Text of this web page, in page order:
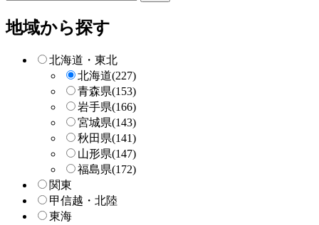
ー
検
地域から探す
北海道・東北
北海道(227)
青森県(153)
岩手県(166)
宮城県(143)
秋田県(141)
山形県(147)
福島県(172)
関東
甲信越・北陸
東海